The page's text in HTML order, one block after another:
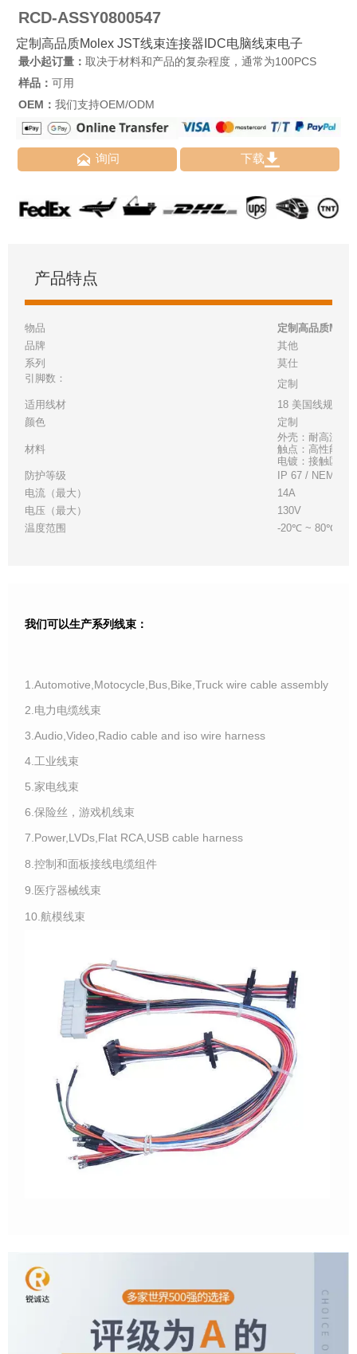
RCD-ASSY0800547
定制高品质Molex JST线束连接器IDC电脑线束电子
最小起订量： 取决于材料和产品的复杂程度，通常为100PCS
样品： 可用
OEM： 我们支持OEM/ODM
 询问 下载
产品特点
物品
定制高品质
品牌
其他
系列
莫仕
引脚数：
定制
适用线材
18 美国线规
颜色
定制
材料
外壳：耐高温白
触点：高性能铜
电镀：接触区 -
防护等级
IP 67 / NEMA 6P
电流（最大）
14A
电压（最大）
130V
温度范围
-20℃ ~ 80℃
我们可以生产系列线束：
1.Automotive,Motocycle,Bus,Bike,Truck wire cable assembly
2.电力电缆线束
3.Audio,Video,Radio cable and iso wire harness
4.工业线束
5.家电线束
6.保险丝，游戏机线束
7.Power,LVDs,Flat RCA,USB cable harness
8.控制和面板接线电缆组件
9.医疗器械线束
10.航模线束